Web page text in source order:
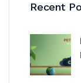
Recent